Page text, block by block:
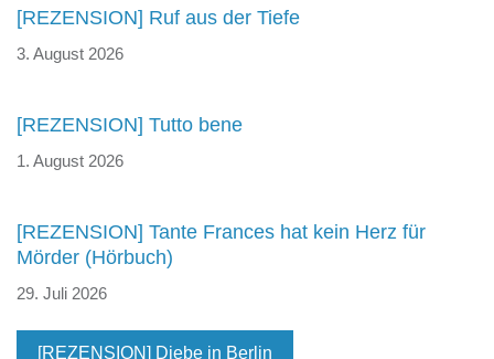
[REZENSION] Ruf aus der Tiefe
3. August 2026
[REZENSION] Tutto bene
1. August 2026
[REZENSION] Tante Frances hat kein Herz für
Mörder (Hörbuch)
29. Juli 2026
[REZENSION] Diebe in Berlin